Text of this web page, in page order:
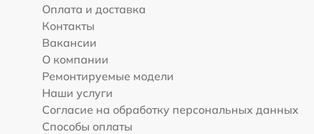
Оплата и доставка
Контакты
Вакансии
О компании
Ремонтируемые модели
Наши услуги
Согласие на обработку персональных данных
Способы оплаты